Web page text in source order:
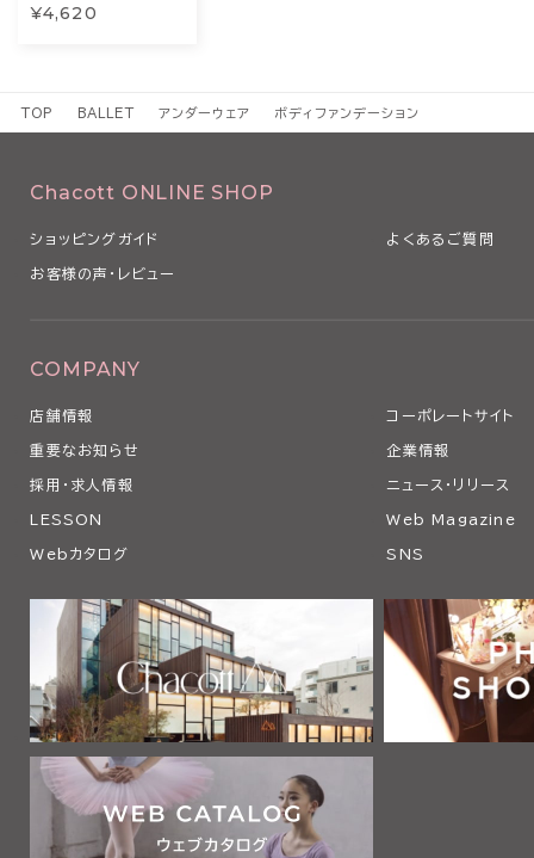
¥4,620
TOP BALLET アンダーウェア ボディファンデーション
Chacott ONLINE SHOP
ショッピングガイド よくあるご質問
お客様の声・レビュー
COMPANY
店舗情報 コーポレートサイト
重要なお知らせ 企業情報
採用・求人情報 ニュース・リリース
LESSON Web Magazine
Webカタログ SNS